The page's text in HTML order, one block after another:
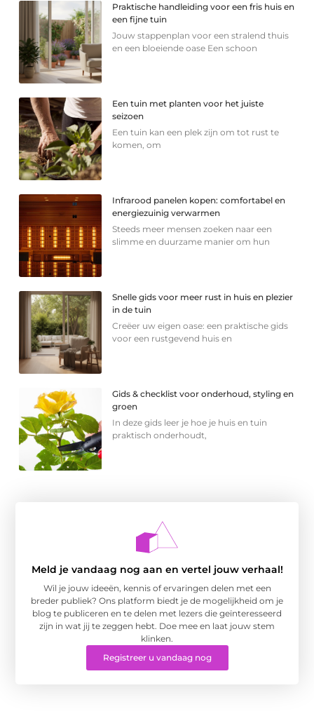
Praktische handleiding voor een fris huis en
een fijne tuin
Jouw stappenplan voor een stralend thuis
en een bloeiende oase Een schoon
Een tuin met planten voor het juiste
seizoen
Een tuin kan een plek zijn om tot rust te
komen, om
Infrarood panelen kopen: comfortabel en
energiezuinig verwarmen
Steeds meer mensen zoeken naar een
slimme en duurzame manier om hun
Snelle gids voor meer rust in huis en plezier
in de tuin
Creëer uw eigen oase: een praktische gids
voor een rustgevend huis en
Gids & checklist voor onderhoud, styling en
groen
In deze gids leer je hoe je huis en tuin
praktisch onderhoudt,
Meld je vandaag nog aan en vertel jouw verhaal!
Wil je jouw ideeën, kennis of ervaringen delen met een
breder publiek? Ons platform biedt je de mogelijkheid om je
blog te publiceren en te delen met lezers die geïnteresseerd
zijn in wat jij te zeggen hebt. Doe mee en laat jouw stem
klinken.
Registreer u vandaag nog